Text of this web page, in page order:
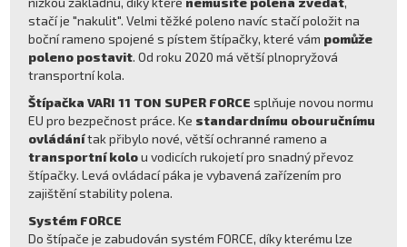
stačí je "nakulit". Velmi těžké poleno navíc stačí položit na
boční rameno spojené s pístem štípačky, které vám pomůže
poleno postavit. Od roku 2020 má větší plnopryžová
transportní kola.
Štípačka VARI 11 TON SUPER FORCEsplňuje novou normu
EU pro bezpečnost práce. Ke standardnímu obouručnímu
ovládánítak přibylo nové, větší ochranné rameno a
transportní kolou vodicích rukojetí pro snadný převoz
štípačky. Levá ovládací páka je vybavená zařízením pro
zajištění stability polena.
Systém FORCE
Do štípače je zabudován systém FORCE, díky kterému lze